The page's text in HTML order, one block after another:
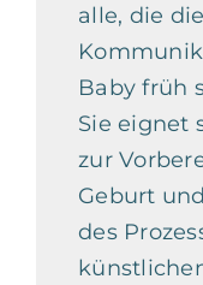
alle, die
Baby früh
Sie eignet
zur
Geburt
des